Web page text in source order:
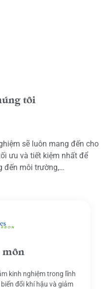
tôi
sẽ luôn mang đến cho
ưu và tiết kiệm nhất để
đến môi trường,…
môn
kinh nghiệm trong lĩnh
đổi khí hậu và giảm